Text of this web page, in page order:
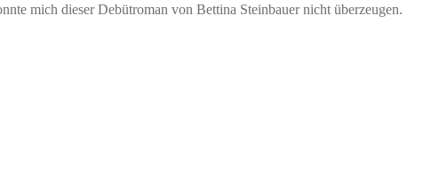
mich dieser Debütroman von Bettina Steinbauer nicht überzeugen.